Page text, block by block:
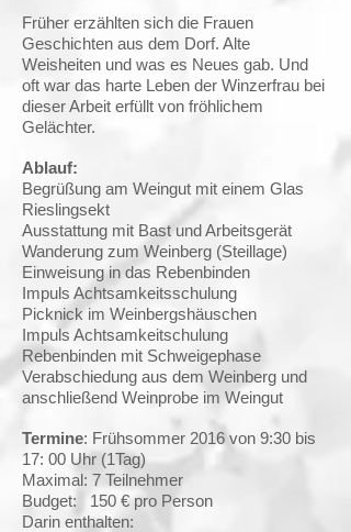
Früher erzählten sich die Frauen
Geschichten aus dem Dorf. Alte
Weisheiten und was es Neues gab. Und
oft war das harte Leben der Winzerfrau bei
dieser Arbeit erfüllt von fröhlichem
Gelächter.
Ablauf:
Begrüßung am Weingut mit einem Glas
Rieslingsekt
Ausstattung mit Bast und Arbeitsgerät
Wanderung zum Weinberg (Steillage)
Einweisung in das Rebenbinden
Impuls Achtsamkeitsschulung
Picknick im Weinbergshäuschen
Impuls Achtsamkeitschulung
Rebenbinden mit Schweigephase
Verabschiedung aus dem Weinberg und
anschließend Weinprobe im Weingut
Termine: Frühsommer 2016 von 9:30 bis
17: 00 Uhr (1Tag)
Maximal: 7 Teilnehmer
Budget: 150 € pro Person
Darin enthalten: